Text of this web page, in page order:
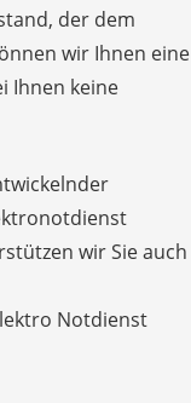
der dem
wir Ihnen eine
Ihnen keine
wir Sie auch
Notdienst